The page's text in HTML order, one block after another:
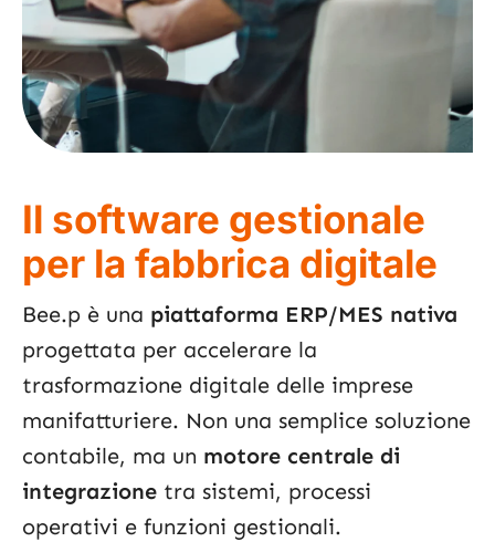
Il software gestionale
per la fabbrica digitale
Bee.p è una piattaforma ERP/MES nativa
progettata per accelerare la
trasformazione digitale delle imprese
manifatturiere. Non una semplice soluzione
contabile, ma un motore centrale di
integrazione tra sistemi, processi
operativi e funzioni gestionali.